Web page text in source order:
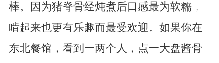
棒。因为猪脊骨经炖煮后口感最为软糯，
啃起来也更有乐趣而最受欢迎。如果你在
东北餐馆，看到一两个人，点一大盘酱骨